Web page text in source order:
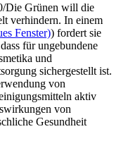
Die Grünen will die
verhindern. In einem
Fenster)) fordert sie
für ungebundene
und
sichergestellt ist.
von
aktiv
von
Gesundheit